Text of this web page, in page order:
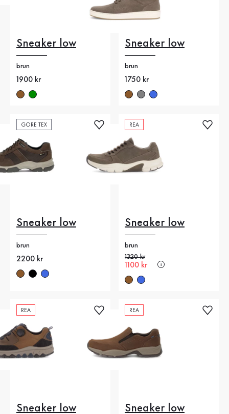
Sneaker low
brun
Nytt pris
1900 kr
Sneaker low
brun
Nytt pris
1750 kr
GORE TEX
Sneaker low
brun
Nytt pris
2200 kr
REA
Sneaker low
brun
Gammalt pris
1320 kr
Nytt pris
1100 kr
REA
Sneaker low
REA
Sneaker low